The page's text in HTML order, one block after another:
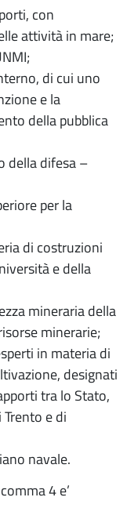
con
attività in mare;
di cui uno
e la
della pubblica
della difesa –
per la
di costruzioni
e della
mineraria della
minerarie;
in materia di
designati
tra lo Stato,
e di
navale.
4 e’